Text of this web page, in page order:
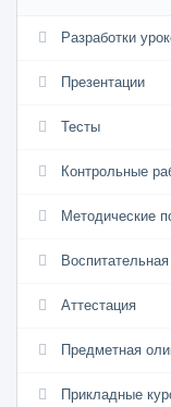
Разработки
Презентации
Тесты
Контрольные
Методические
Аттестация
Предметная
Прикладные